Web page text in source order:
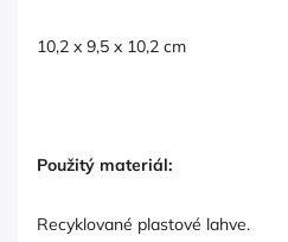
10,2 x 9,5 x 10,2 cm
Použitý materiál:
Recyklované plastové lahve.